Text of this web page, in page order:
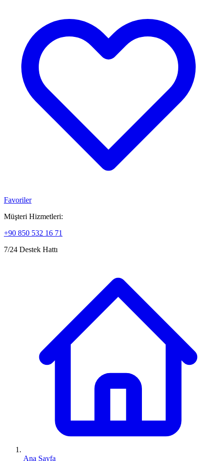
Favoriler
Müşteri Hizmetleri:
+90 850 532 16 71
7/24 Destek Hattı
Ana Sayfa